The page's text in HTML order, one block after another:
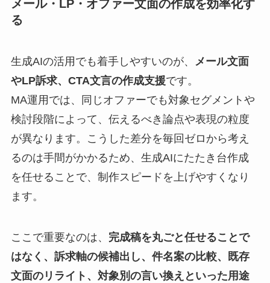
メール・LP・オファー文面の作成を効率化す
る
生成AIの活用でも着手しやすいのが、 メール文面
やLP訴求、CTA文言の作成支援です。
MA運用では、同じオファーでも対象セグメントや
検討段階によって、伝えるべき論点や表現の粒度
が異なります。こうした差分を毎回ゼロから考え
るのは手間がかかるため、生成AIにたたき台作成
を任せることで、制作スピードを上げやすくなり
ます。
ここで重要なのは、 完成稿を丸ごと任せることで
はなく、訴求軸の候補出し、件名案の比較、既存
文面のリライト、対象別の言い換えといった用途